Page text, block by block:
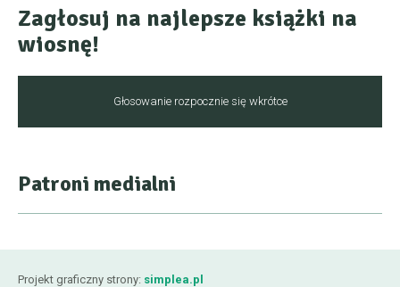
Zagłosuj na najlepsze książki na
wiosnę!
Głosowanie rozpocznie się wkrótce
Patroni medialni
Projekt graficzny strony: simplea.pl